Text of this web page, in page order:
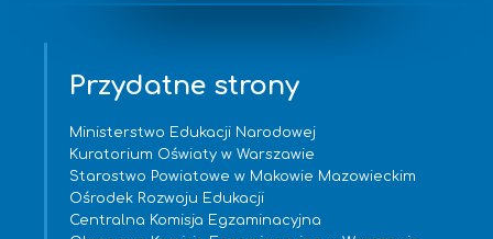
Przydatne strony
Ministerstwo Edukacji Narodowej
Kuratorium Oświaty w Warszawie
Starostwo Powiatowe w Makowie Mazowieckim
Ośrodek Rozwoju Edukacji
Centralna Komisja Egzaminacyjna